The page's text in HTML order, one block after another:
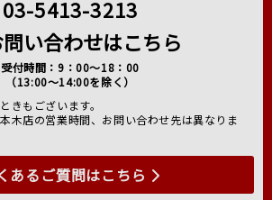
03-5413-3213
い合わせはこちら
受付時間：9：00～18：00
（13:00～14:00を除く）
きもございます。
木店の営業時間、お問い合わせ先は異なりま
あるご質問はこちら